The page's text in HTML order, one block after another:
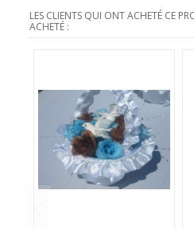
LES CLIENTS QUI ONT ACHETÉ CE
ACHETÉ :